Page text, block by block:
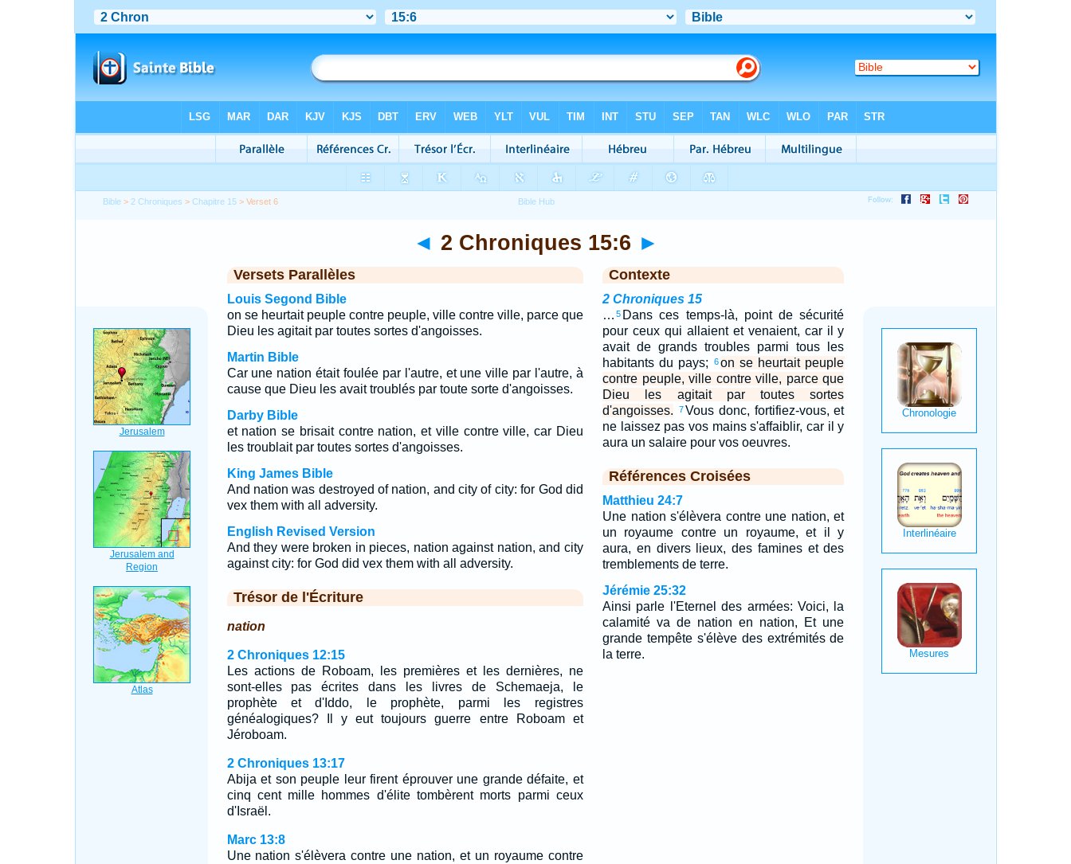
Bible > 2 Chroniques >Chapitre 15 > Verset 6
◄ 2 Chroniques 15:6 ►
Versets Parallèles
Louis Segond Bible
on se heurtait peuple contre peuple, ville contre ville, parce que
Dieu les agitait par toutes sortes d'angoisses.
Martin Bible
Car une nation était foulée par l'autre, et une ville par l'autre, à
cause que Dieu les avait troublés par toute sorte d'angoisses.
Darby Bible
et nation se brisait contre nation, et ville contre ville, car Dieu
les troublait par toutes sortes d'angoisses.
King James Bible
And nation was destroyed of nation, and city of city: for God did
vex them with all adversity.
English Revised Version
And they were broken in pieces, nation against nation, and city
against city: for God did vex them with all adversity.
Trésor de l'Écriture
nation
2 Chroniques 12:15
Les actions de Roboam, les premières et les dernières, ne
sont-elles pas écrites dans les livres de Schemaeja, le
prophète et d'Iddo, le prophète, parmi les registres
généalogiques? Il y eut toujours guerre entre Roboam et
Jéroboam.
2 Chroniques 13:17
Abija et son peuple leur firent éprouver une grande défaite, et
cinq cent mille hommes d'élite tombèrent morts parmi ceux
d'Israël.
Marc 13:8
Une nation s'élèvera contre une nation, et un royaume contre
Contexte
2 Chroniques 15
… 5 Dans ces temps-là, point de sécurité
pour ceux qui allaient et venaient, car il y
avait de grands troubles parmi tous les
habitants du pays;
6on se heurtait peuple
contre peuple, ville contre ville, parce que
Dieu les agitait par toutes sortes
d'angoisses.
7Vous donc, fortifiez-vous, et
ne laissez pas vos mains s'affaiblir, car il y
aura un salaire pour vos oeuvres.
Références Croisées
Matthieu 24:7
Une nation s'élèvera contre une nation, et
un royaume contre un royaume, et il y
aura, en divers lieux, des famines et des
tremblements de terre.
Jérémie 25:32
Ainsi parle l'Eternel des armées: Voici, la
calamité va de nation en nation, Et une
grande tempête s'élève des extrémités de
la terre.